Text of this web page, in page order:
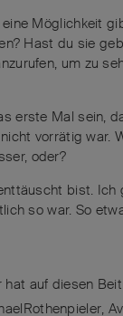
Möglichkeit
Hast du sie
um zu
erste Mal sein,
vorrätig war.
oder?
bist. Ich
so war. So
hat auf diesen
,